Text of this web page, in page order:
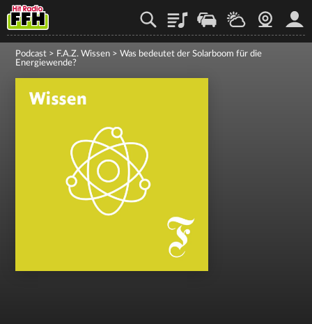
PlaylistStaupilotWetterWebcam
Podcast > F.A.Z. Wissen > Was bedeutet der Solarboom für die
Energiewende?